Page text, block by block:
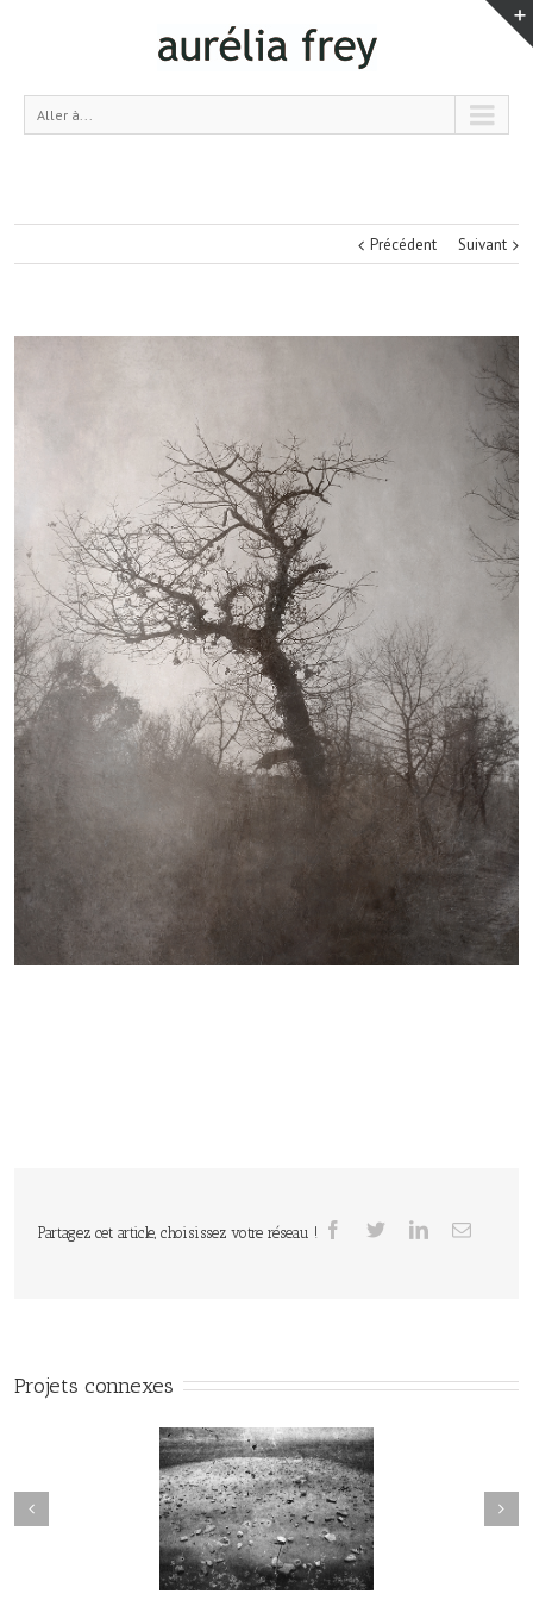
Aller à...
Précédent Suivant
Partagez cet article, choisissez votre réseau !
Projets connexes
Sortilège #034 Sortilège #033